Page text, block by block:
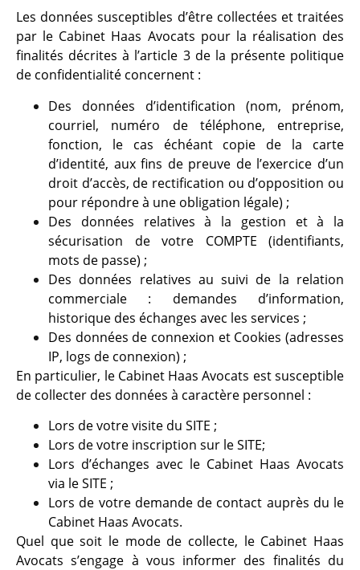
Les données susceptibles d’être collectées et traitées
par le Cabinet Haas Avocats pour la réalisation des
finalités décrites à l’article 3 de la présente politique
de confidentialité concernent :
Des données d’identification (nom, prénom,
courriel, numéro de téléphone, entreprise,
fonction, le cas échéant copie de la carte
d’identité, aux fins de preuve de l’exercice d’un
droit d’accès, de rectification ou d’opposition ou
pour répondre à une obligation légale) ;
Des données relatives à la gestion et à la
sécurisation de votre COMPTE (identifiants,
mots de passe) ;
Des données relatives au suivi de la relation
commerciale : demandes d’information,
historique des échanges avec les services ;
Des données de connexion et Cookies (adresses
IP, logs de connexion) ;
En particulier, le Cabinet Haas Avocats est susceptible
de collecter des données à caractère personnel :
Lors de votre visite du SITE ;
Lors de votre inscription sur le SITE;
Lors d’échanges avec le Cabinet Haas Avocats
via le SITE ;
Lors de votre demande de contact auprès du le
Cabinet Haas Avocats.
Quel que soit le mode de collecte, le Cabinet Haas
Avocats s’engage à vous informer des finalités du